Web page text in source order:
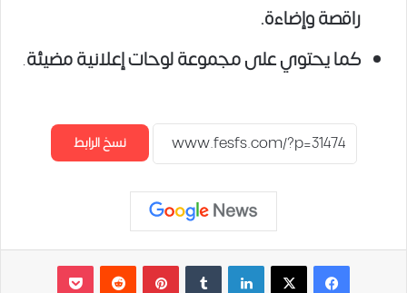
راقصة وإضاءة.
كما يحتوي على مجموعة لوحات إعلانية مضيئة.
نسخ الرابط
لينكدإن بينتيريست